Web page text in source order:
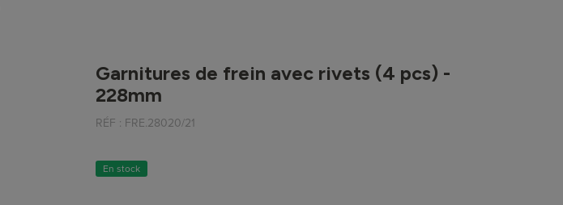
Garnitures de frein avec rivets (4 pcs) -
228mm
RÉF : FRE.28020/21
En stock